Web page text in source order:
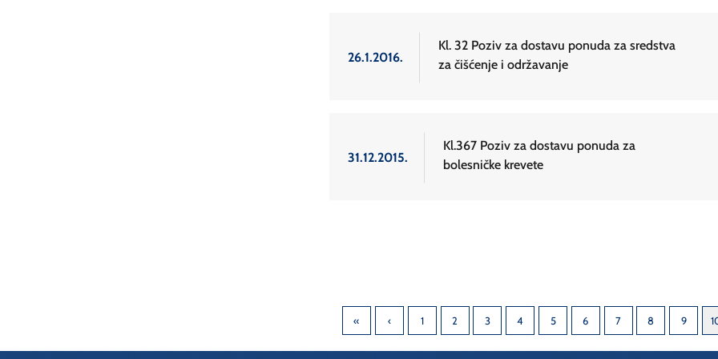
26.1.2016.
Kl. 32 Poziv za dostavu ponuda za sredstva
za čišćenje i održavanje
31.12.2015.
Kl.367 Poziv za dostavu ponuda za
bolesničke krevete
1 2 3 4 5 6 7 8 9